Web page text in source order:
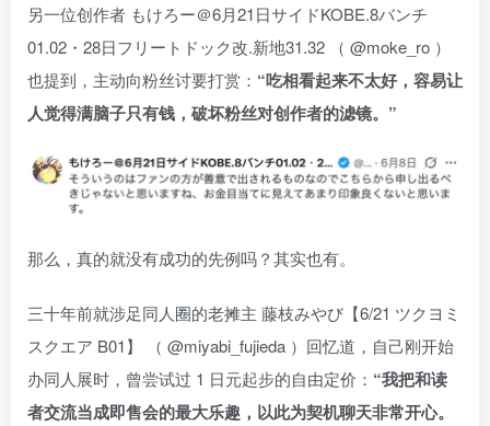
另一位创作者 もけろー＠6月21日サイドKOBE.8バンチ
01.02・28日フリートドック改.新地31.32 （ @moke_ro ）
也提到，主动向粉丝讨要打赏： “吃相看起来不太好，容易让
人觉得满脑子只有钱，破坏粉丝对创作者的滤镜。”
那么，真的就没有成功的先例吗？其实也有。
三十年前就涉足同人圈的老摊主 藤枝みやび【6/21 ツクヨミ
スクエア B01】 （ @miyabi_fujieda ）回忆道，自己刚开始
办同人展时，曾尝试过 1 日元起步的自由定价： “我把和读
者交流当成即售会的最大乐趣，以此为契机聊天非常开心。